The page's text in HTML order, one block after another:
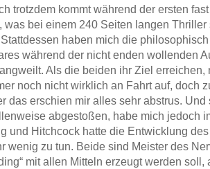
trotzdem kommt während der ersten
was bei einem 240 Seiten langen
haben mich die
während der nicht enden wollenden
Als die beiden ihr Ziel erreichen,
noch nicht wirklich an Fahrt auf, doch
das erschien mir alles sehr abstrus.
abgestoßen, habe mich jedoch
und Hitchcock hatte die Entwicklung
wenig zu tun. Beide sind Meister des
mit allen Mitteln erzeugt werden soll,